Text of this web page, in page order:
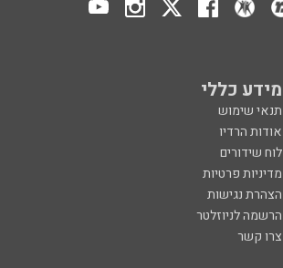
מידע כללי
תנאי שימוש
אודות הרדיו
לוח שידורים
מדיניות פרטיות
הצהרת נגישות
הרשמה לניוזלטר
צרו קשר